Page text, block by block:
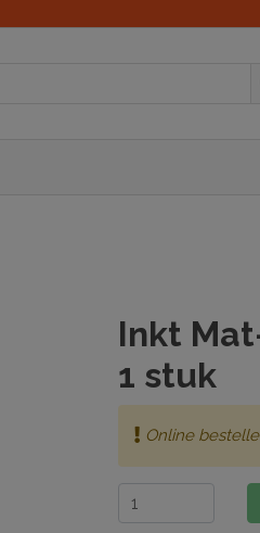
Inkt
1 stuk
Online